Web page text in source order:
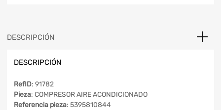
DESCRIPCIÓN
DESCRIPCIÓN
RefID: 91782
Pieza: COMPRESOR AIRE ACONDICIONADO
Referencia pieza: 5395810844